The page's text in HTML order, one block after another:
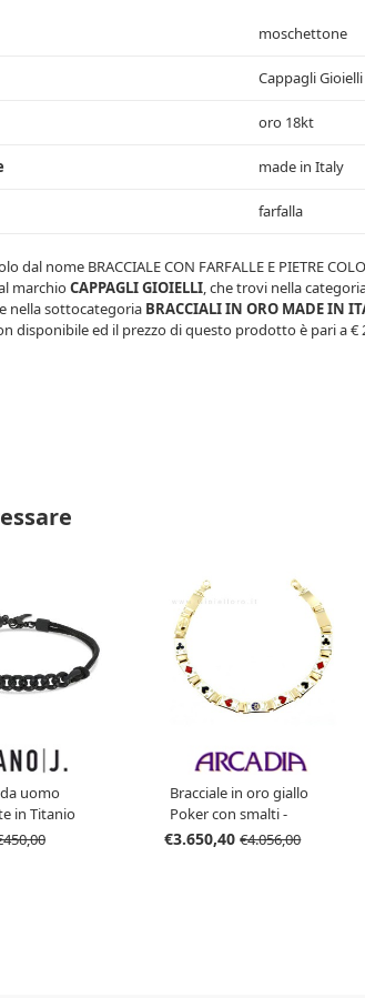
moschettone
Cappagli Gioielli
oro 18kt
made in Italy
farfalla
dal nome BRACCIALE CON FARFALLE E PIETRE
marchioCAPPAGLI GIOIELLI, che trovi nella
nella sottocategoria BRACCIALI IN ORO MADE IN
disponibile ed il prezzo di questo prodotto è pari a€
uomo
in Titanio
neri e
Bracciale in oro giallo
Poker con smalti -
Bracciale Gioco
€3.650,40€4.056,00